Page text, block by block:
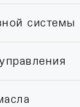
системы